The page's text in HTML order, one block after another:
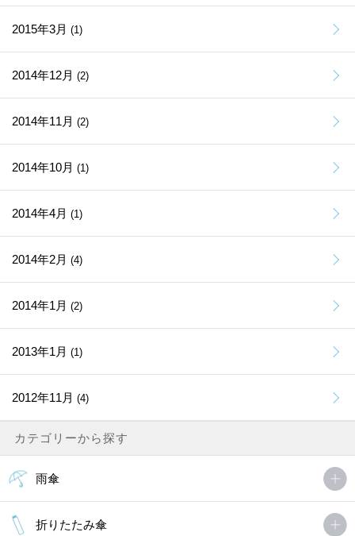
2015年3月 (1)
2014年12月 (2)
2014年11月 (2)
2014年10月 (1)
2014年4月 (1)
2014年2月 (4)
2014年1月 (2)
2013年1月 (1)
2012年11月 (4)
カテゴリーから探す
雨傘
折りたたみ傘